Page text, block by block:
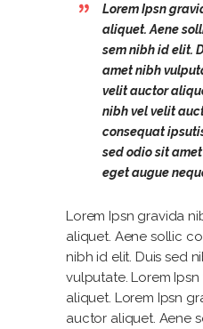
Lorem Ipsn
aliquet. Aene
sem nibh id elit.
amet nibh
velit auctor
nibh vel velit
consequat
sed odio sit
eget augue
Lorem Ipsn gravida
aliquet. Aene sollic
nibh id elit. Duis sed
vulputate. Lorem
aliquet. Lorem Ipsn
auctor aliquet. Aene